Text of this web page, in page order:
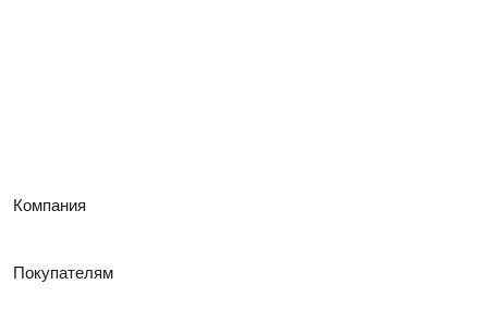
Компания
Покупателям